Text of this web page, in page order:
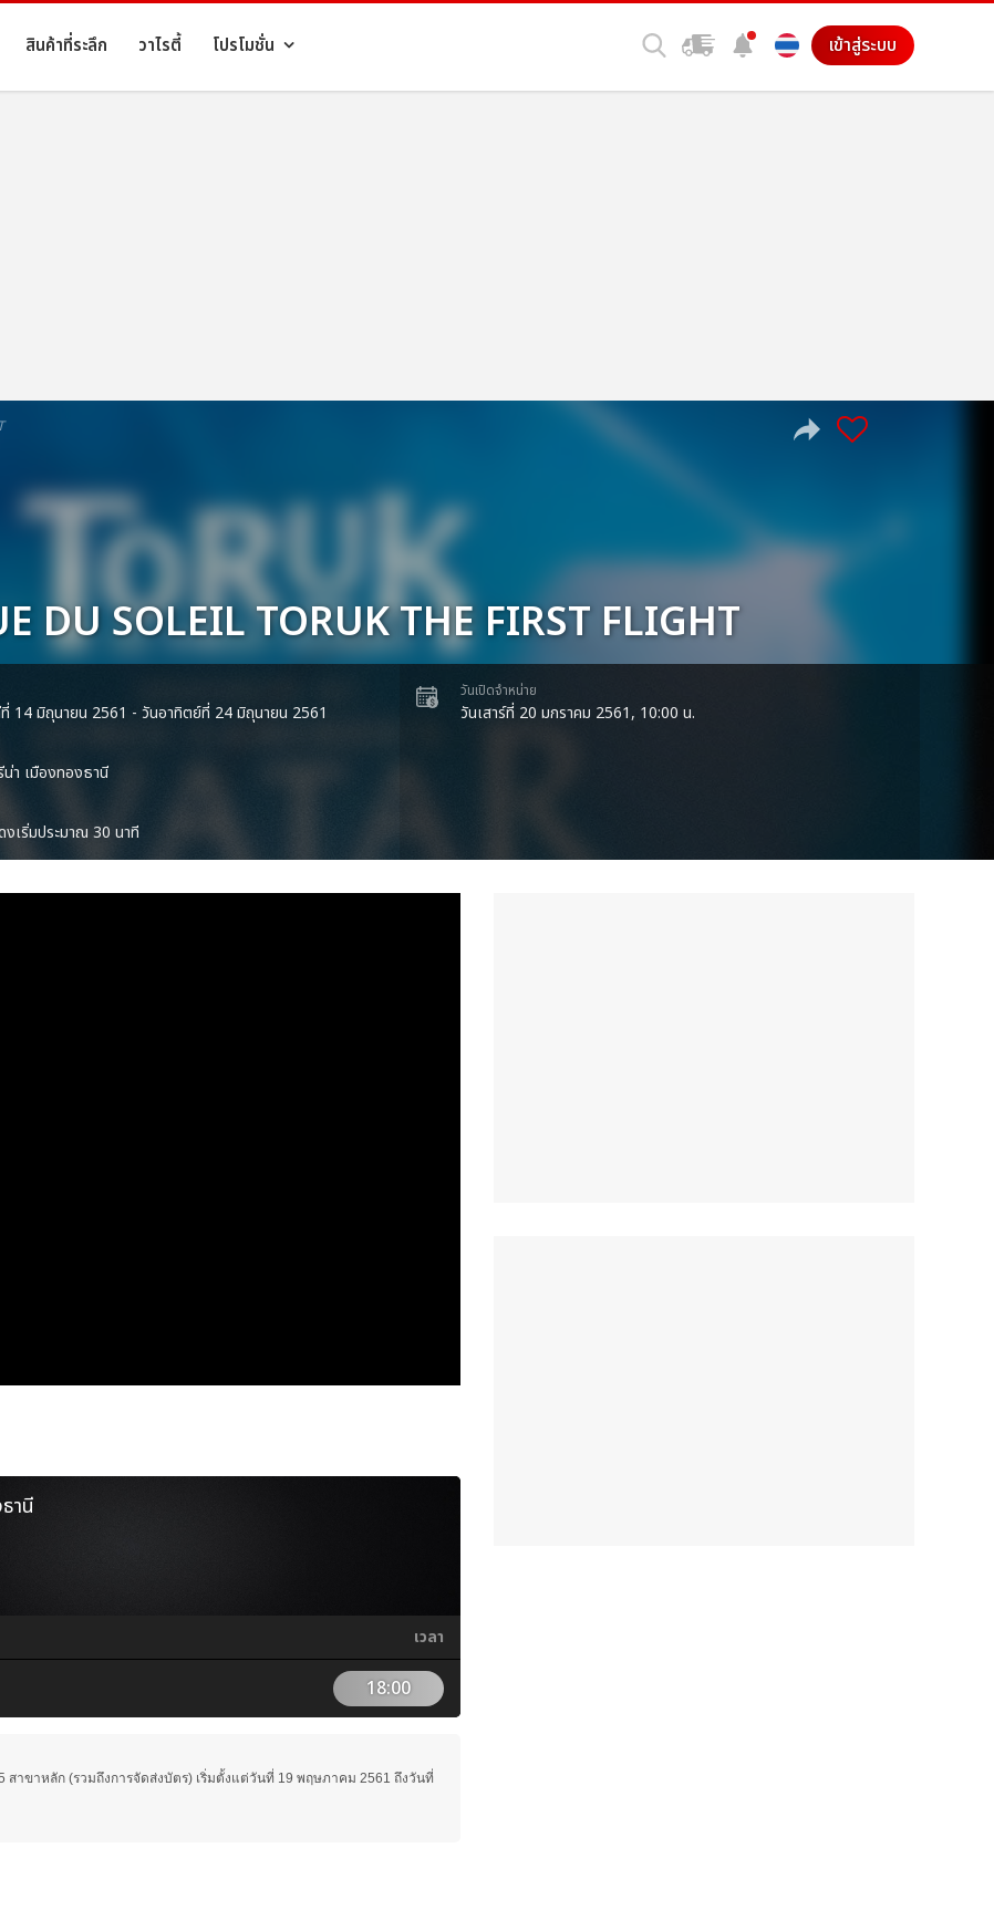
สินค้าที่ระลึก วาไรตี้ โปรโมชั่น เข้าสู่ระบบ
DU SOLEIL TORUK THE FIRST FLIGHT
14 มิถุนายน 2561 - วันอาทิตย์ที่ 24 มิถุนายน 2561
า เมืองทองธานี
เริ่มประมาณ 30 นาที
วันเปิดจำหน่าย
วันเสาร์ที่ 20 มกราคม 2561, 10:00 น.
านี
เวลา
18:00
สาขาหลัก (รวมถึงการจัดส่งบัตร) เริ่มตั้งแต่วันที่ 19 พฤษภาคม 2561 ถึงวันที่